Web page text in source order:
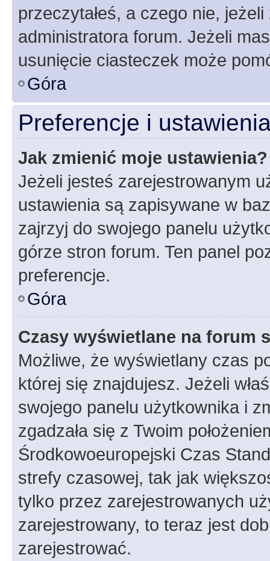
przeczytałeś, a czego nie,
administratora forum. Jeżeli
usunięcie ciasteczek może
Góra
Preferencje i
Jak zmienić moje ustawienia?
Jeżeli jesteś zarejestrowanym
ustawienia są zapisywane w
zajrzyj do swojego panelu
górze stron forum. Ten panel
preferencje.
Góra
Czasy wyświetlane na forum
Możliwe, że wyświetlany czas
której się znajdujesz. Jeżeli
swojego panelu użytkownika i
zgadzała się z Twoim
Środkowoeuropejski Czas
strefy czasowej, tak jak
tylko przez zarejestrowanych
zarejestrowany, to teraz jest
zarejestrować.